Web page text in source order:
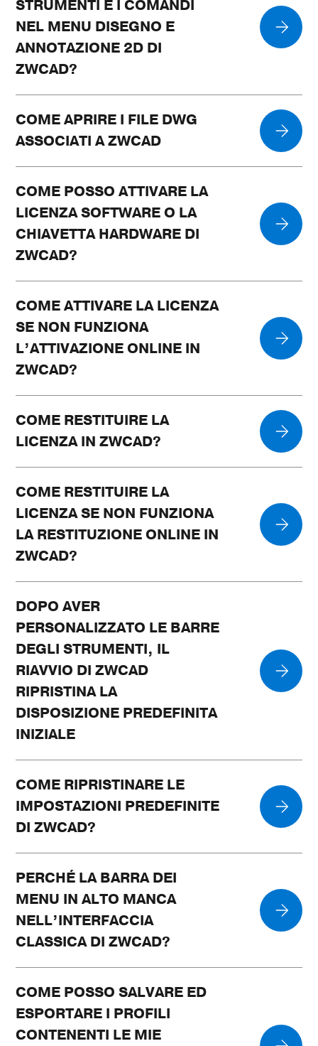
STRUMENTI E I COMANDI
NEL MENU DISEGNO E
ANNOTAZIONE 2D DI
ZWCAD?
COME APRIRE I FILE DWG
ASSOCIATI A ZWCAD
COME POSSO ATTIVARE LA
LICENZA SOFTWARE O LA
CHIAVETTA HARDWARE DI
ZWCAD?
COME ATTIVARE LA LICENZA
SE NON FUNZIONA
L’ATTIVAZIONE ONLINE IN
ZWCAD?
COME RESTITUIRE LA
LICENZA IN ZWCAD?
COME RESTITUIRE LA
LICENZA SE NON FUNZIONA
LA RESTITUZIONE ONLINE IN
ZWCAD?
DOPO AVER
PERSONALIZZATO LE BARRE
DEGLI STRUMENTI, IL
RIAVVIO DI ZWCAD
RIPRISTINA LA
DISPOSIZIONE PREDEFINITA
INIZIALE
COME RIPRISTINARE LE
IMPOSTAZIONI PREDEFINITE
DI ZWCAD?
PERCHÉ LA BARRA DEI
MENU IN ALTO MANCA
NELL’INTERFACCIA
CLASSICA DI ZWCAD?
COME POSSO SALVARE ED
ESPORTARE I PROFILI
CONTENENTI LE MIE